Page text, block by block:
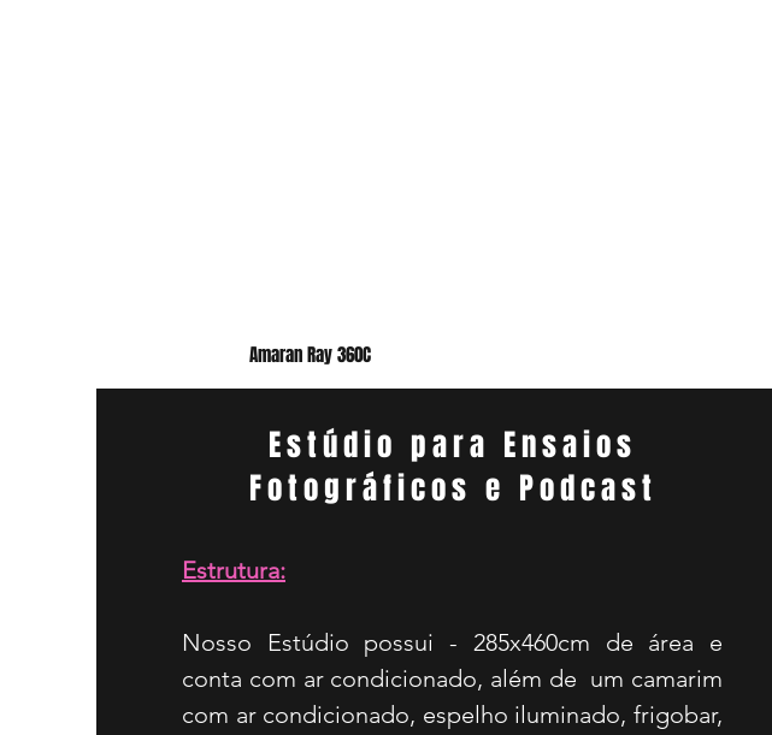
Amaran Ray 360C
Estúdio para Ensaios
Fotográficos e Podcast
Estrutura:
Nosso Estúdio possui - 285x460cm de área e
conta com ar condicionado, além de um camarim
com ar condicionado, espelho iluminado, frigobar,